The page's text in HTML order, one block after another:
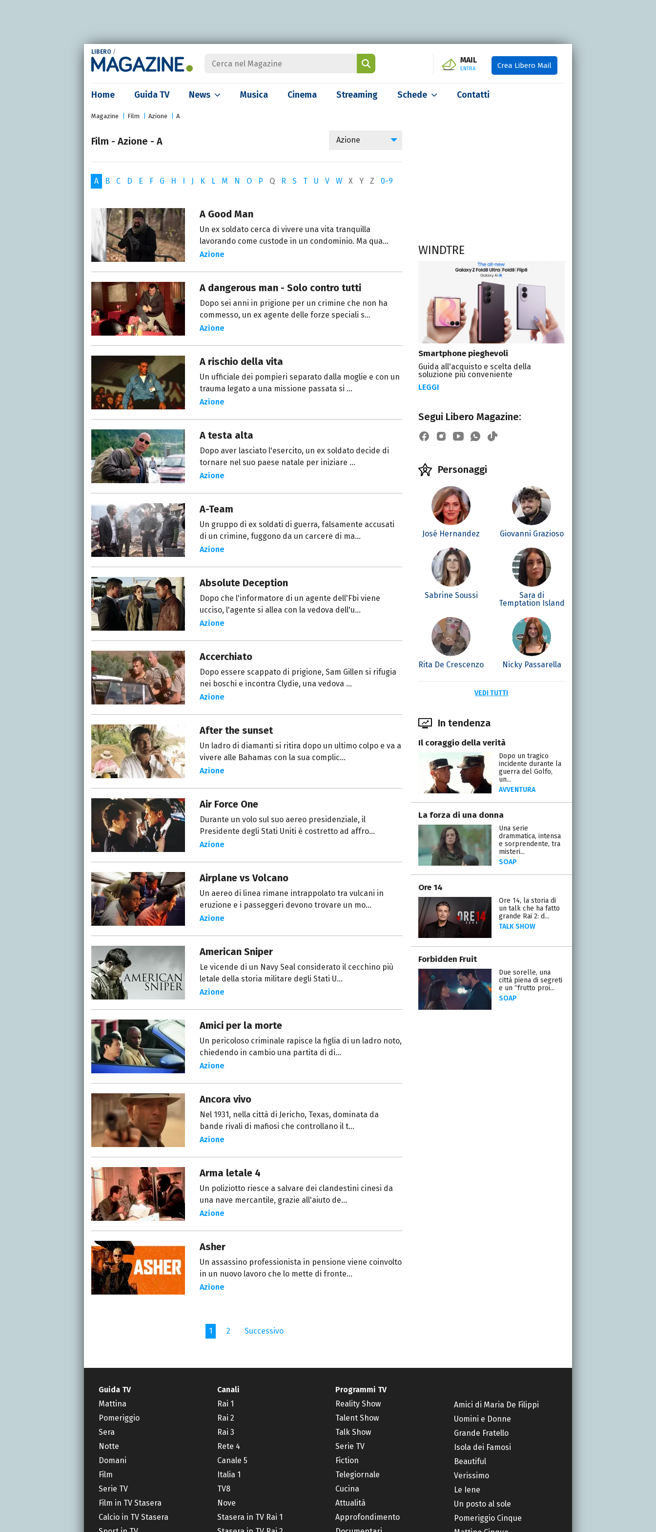
LIBERO /
MAIL
ENTRA Crea Libero Mail
Home Guida TV News Musica Cinema Streaming Schede Contatti
Magazine Film Azione A
Film - Azione - A Azione
A B C D E F G H I J K L M N O P Q R S T U V W X Y Z 0-9
A Good Man
Un ex soldato cerca di vivere una vita tranquilla
lavorando come custode in un condominio. Ma qua...
Azione
A dangerous man - Solo contro tutti
Dopo sei anni in prigione per un crimine che non ha
commesso, un ex agente delle forze speciali s...
Azione
A rischio della vita
Un ufficiale dei pompieri separato dalla moglie e con un
trauma legato a una missione passata si ...
Azione
A testa alta
Dopo aver lasciato l'esercito, un ex soldato decide di
tornare nel suo paese natale per iniziare ...
Azione
A-Team
Un gruppo di ex soldati di guerra, falsamente accusati
di un crimine, fuggono da un carcere di ma...
Azione
Absolute Deception
Dopo che l'informatore di un agente dell'Fbi viene
ucciso, l'agente si allea con la vedova dell'u...
Azione
Accerchiato
Dopo essere scappato di prigione, Sam Gillen si rifugia
nei boschi e incontra Clydie, una vedova ...
Azione
After the sunset
Un ladro di diamanti si ritira dopo un ultimo colpo e va a
vivere alle Bahamas con la sua complic...
Azione
Air Force One
Durante un volo sul suo aereo presidenziale, il
Presidente degli Stati Uniti è costretto ad affro...
Azione
Airplane vs Volcano
Un aereo di linea rimane intrappolato tra vulcani in
eruzione e i passeggeri devono trovare un mo...
Azione
American Sniper
Le vicende di un Navy Seal considerato il cecchino più
letale della storia militare degli Stati U...
Azione
Amici per la morte
Un pericoloso criminale rapisce la figlia di un ladro noto,
chiedendo in cambio una partita di di...
Azione
Ancora vivo
Nel 1931, nella città di Jericho, Texas, dominata da
bande rivali di mafiosi che controllano il t...
Azione
Arma letale 4
Un poliziotto riesce a salvare dei clandestini cinesi da
una nave mercantile, grazie all'aiuto de...
Azione
Asher
Un assassino professionista in pensione viene coinvolto
in un nuovo lavoro che lo mette di fronte...
Azione
1 2 Successivo
WINDTRE
Smartphone pieghevoli
Guida all'acquisto e scelta della
soluzione più conveniente
LEGGI
Segui Libero Magazine:
Personaggi
José Hernandez Giovanni Grazioso
Sabrine Soussi
Sara di
Temptation Island
Rita De Crescenzo Nicky Passarella
VEDI TUTTI
In tendenza
Il coraggio della verità
Dopo un tragico
incidente durante la
guerra del Golfo,
un...
AVVENTURA
La forza di una donna
Una serie
drammatica, intensa
e sorprendente, tra
misteri...
SOAP
Ore 14
Ore 14, la storia di
un talk che ha fatto
grande Rai 2: d...
TALK SHOW
Forbidden Fruit
Due sorelle, una
città piena di segreti
e un “frutto proi...
SOAP
Guida TV
Mattina
Pomeriggio
Sera
Notte
Domani
Film
Serie TV
Film in TV Stasera
Calcio in TV Stasera
Canali
Rai 1
Rai 2
Rai 3
Rete 4
Canale 5
Italia 1
TV8
Nove
Stasera in TV Rai 1
Programmi TV
Reality Show
Talent Show
Talk Show
Serie TV
Fiction
Telegiornale
Cucina
Attualità
Approfondimento
Amici di Maria De Filippi
Uomini e Donne
Grande Fratello
Isola dei Famosi
Beautiful
Verissimo
Le Iene
Un posto al sole
Pomeriggio Cinque